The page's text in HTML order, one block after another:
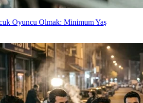
Oyuncu Olmak: Minimum Yaş